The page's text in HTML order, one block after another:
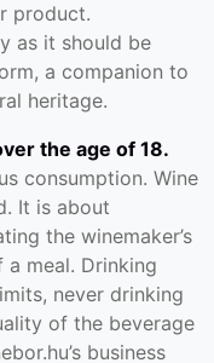
product.
as it should be
a companion to
heritage.
the age of 18.
consumption. Wine
It is about
the winemaker’s
meal. Drinking
never drinking
of the beverage
business